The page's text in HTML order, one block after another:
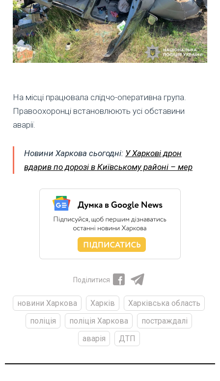
На місці працювала слідчо-оперативна група.
Правоохоронці встановлюють усі обставини
аварії.
Новини Харкова сьогодні: У Харкові дрон
вдарив по дорозі в Київському районі – мер
Поділитися
новини Харкова Харків
Харківська область
поліція
поліція Харкова
постраждалі
аварія
ДТП